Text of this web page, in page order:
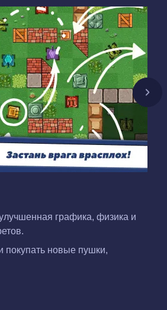
графика, физика и
покупать новые пушки,